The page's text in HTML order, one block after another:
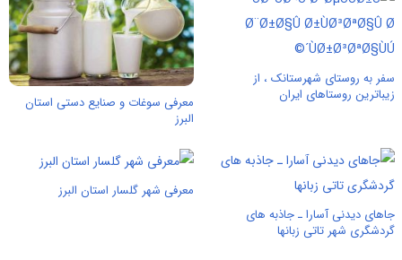
سفر به روستای شهرستانک ، از
زیباترین روستاهای ایران
معرفی سوغات و صنایع دستی استان
البرز
جاهای دیدنی آسارا ـ جاذبه های
گردشگری شهر تاتی زبانها
معرفی شهر گلسار استان البرز